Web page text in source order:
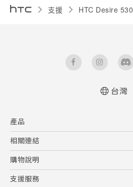
支援 HTC Desire 530‎
台灣
產品
5G
智慧型手機
配件
相關連結
HTC Research
購物說明
購物須知
支援服務